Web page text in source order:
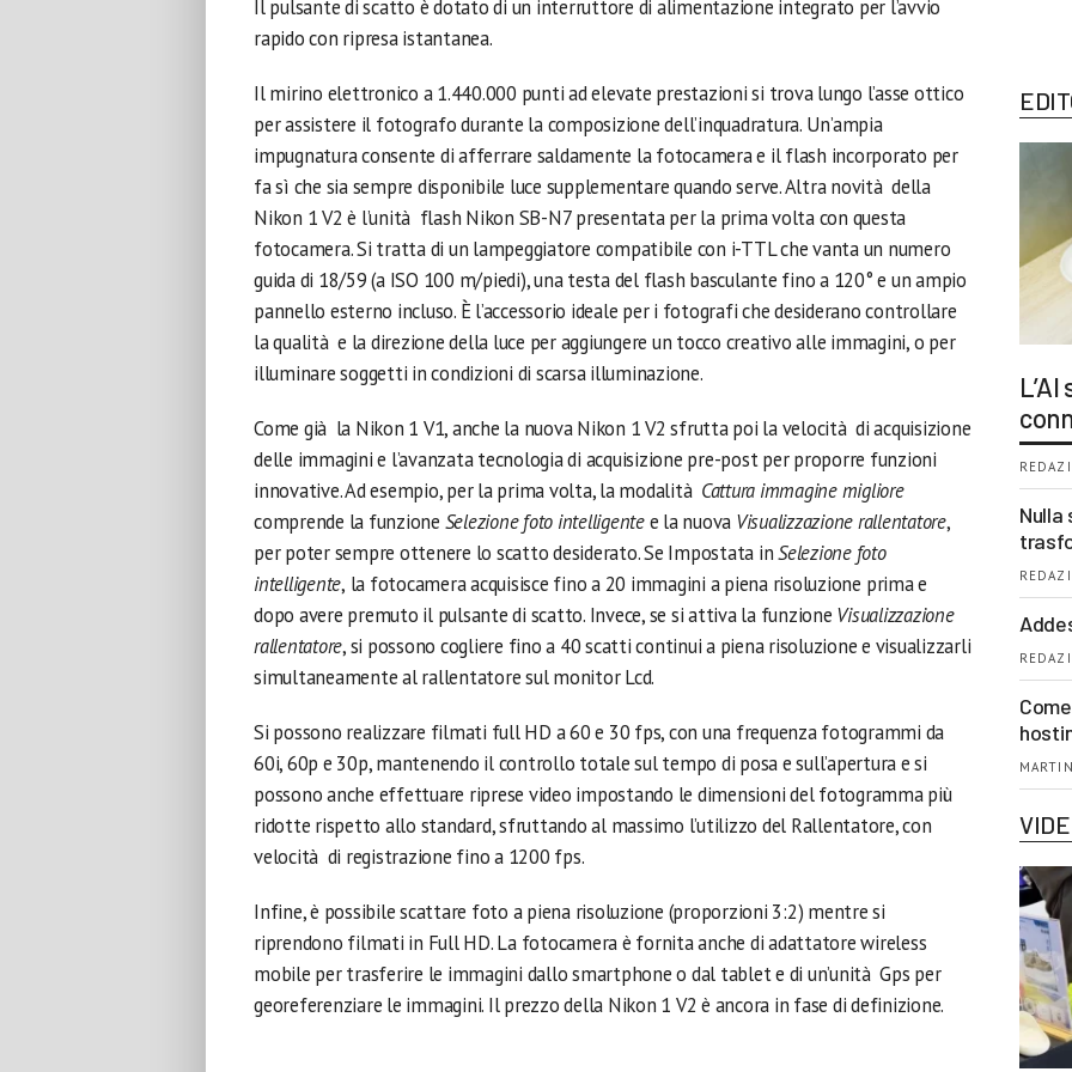
Il pulsante di scatto è dotato di un interruttore di alimentazione integrato per l’avvio
rapido con ripresa istantanea.
Il mirino elettronico a 1.440.000 puntiad elevate prestazioni si trova lungo l’asse ottico
per assistere il fotografo durante la composizione dell’inquadratura. Un’ampia
impugnatura consente di afferrare saldamente la fotocamera e il flash incorporato per
fa sì che sia sempre disponibile luce supplementare quando serve. Altra novità della
Nikon 1 V2 è l’unità flash Nikon SB-N7 presentata per la prima volta con questa
fotocamera. Si tratta di un lampeggiatore compatibile con i-TTL che vanta un numero
guida di 18/59 (a ISO 100 m/piedi), una testa del flash basculante fino a 120° e un ampio
pannello esterno incluso. È l’accessorio ideale per i fotografi che desiderano controllare
la qualità e la direzione della luce per aggiungere un tocco creativo alle immagini, o per
illuminare soggetti in condizioni di scarsa illuminazione.
Come già la Nikon 1 V1, anche la nuova Nikon 1 V2 sfrutta poi la velocità di acquisizione
delle immagini e l’avanzata tecnologia di acquisizione pre-post per proporre funzioni
innovative. Ad esempio, per la prima volta, la modalità Cattura immagine migliore
comprende la funzione Selezione foto intelligentee la nuova Visualizzazione rallentatore,
per poter sempre ottenere lo scatto desiderato. Se Impostata inSelezione foto
intelligente, la fotocameraacquisisce fino a 20 immagini a piena risoluzione prima e
dopo avere premuto il pulsante di scatto. Invece, se si attiva la funzione Visualizzazione
rallentatore, si possono cogliere fino a 40 scatti continui a piena risoluzione e visualizzarli
simultaneamente al rallentatore sul monitor Lcd.
Si possono realizzare filmati full HD a 60 e 30 fps, con una frequenza fotogrammi da
60i, 60p e 30p, mantenendo il controllo totale sul tempo di posa e sull’apertura e si
possono anche effettuare riprese video impostando le dimensioni del fotogramma più
ridotte rispetto allo standard, sfruttando al massimo l’utilizzo del Rallentatore, con
velocità di registrazione fino a 1200 fps.
Infine, è possibile scattare foto a piena risoluzione (proporzioni 3:2) mentre si
riprendono filmati in Full HD. La fotocamera è fornita anche di adattatore wireless
mobile per trasferire le immagini dallo smartphone o dal tablet e di un’unità Gps per
georeferenziare le immagini. Il prezzo della Nikon 1 V2 è ancora in fase di definizione.
Nulla